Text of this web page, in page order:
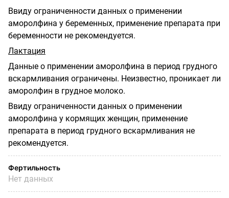
Ввиду ограниченности данных о применении
аморолфина у беременных, применение препарата при
беременности не рекомендуется.
Лактация
Данные о применении аморолфина в период грудного
вскармливания ограничены. Неизвестно, проникает ли
аморолфин в грудное молоко.
Ввиду ограниченности данных о применении
аморолфина у кормящих женщин, применение
препарата в период грудного вскармливания не
рекомендуется.
Фертильность
Нет данных